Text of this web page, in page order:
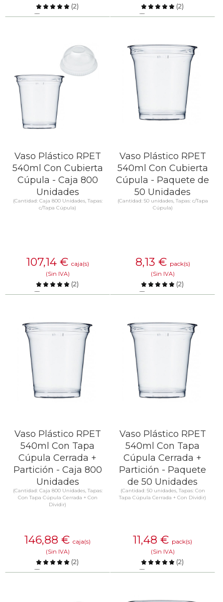
(2)
Comparar
(2)
Comparar
Vaso Plástico RPET
540ml Con Cubierta
Cúpula - Caja 800
Unidades
(Cantidad: Caja 800 Unidades, Tapas:
c/Tapa Cúpula)
107,14 € caja(s)
(Sin IVA)
(2)
Comparar
Vaso Plástico RPET
540ml Con Cubierta
Cúpula - Paquete de
50 Unidades
(Cantidad: 50 unidades, Tapas: c/Tapa
Cúpula)
8,13 € pack(s)
(Sin IVA)
(2)
Comparar
Vaso Plástico RPET
540ml Con Tapa
Cúpula Cerrada +
Partición - Caja 800
Unidades
(Cantidad: Caja 800 Unidades, Tapas:
Con Tapa Cúpula Cerrada + Con
Dividir)
146,88 € caja(s)
(Sin IVA)
(2)
Comparar
Vaso Plástico RPET
540ml Con Tapa
Cúpula Cerrada +
Partición - Paquete
de 50 Unidades
(Cantidad: 50 unidades, Tapas: Con
Tapa Cúpula Cerrada + Con Dividir)
11,48 € pack(s)
(Sin IVA)
(2)
Comparar